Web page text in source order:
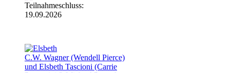
Teilnahmeschluss:
19.09.2026
C.W. Wagner (Wendell Pierce)
und Elsbeth Tascioni (Carrie